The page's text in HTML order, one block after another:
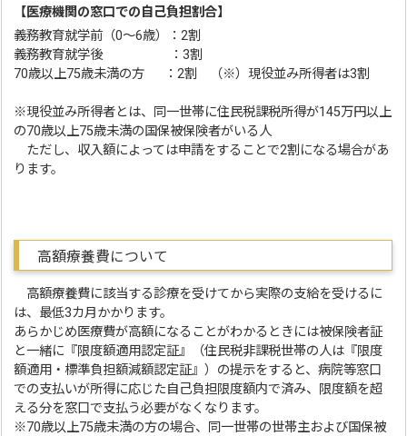
【医療機関の窓口での自己負担割合】
義務教育就学前（0～6歳）：2割
義務教育就学後 ：3割
70歳以上75歳未満の方 ：2割 （※）現役並み所得者は3割
※現役並み所得者とは、同一世帯に住民税課税所得が145万円以上
の70歳以上75歳未満の国保被保険者がいる人
ただし、収入額によっては申請をすることで2割になる場合があ
ります。
高額療養費について
高額療養費に該当する診療を受けてから実際の支給を受けるに
は、最低3カ月かかります。
あらかじめ医療費が高額になることがわかるときには被保険者証
と一緒に『限度額適用認定証』（住民税非課税世帯の人は『限度
額適用・標準負担額減額認定証』）の提示をすると、病院等窓口
での支払いが所得に応じた自己負担限度額内で済み、限度額を超
える分を窓口で支払う必要がなくなります。
※70歳以上75歳未満の方の場合、同一世帯の世帯主および国保被